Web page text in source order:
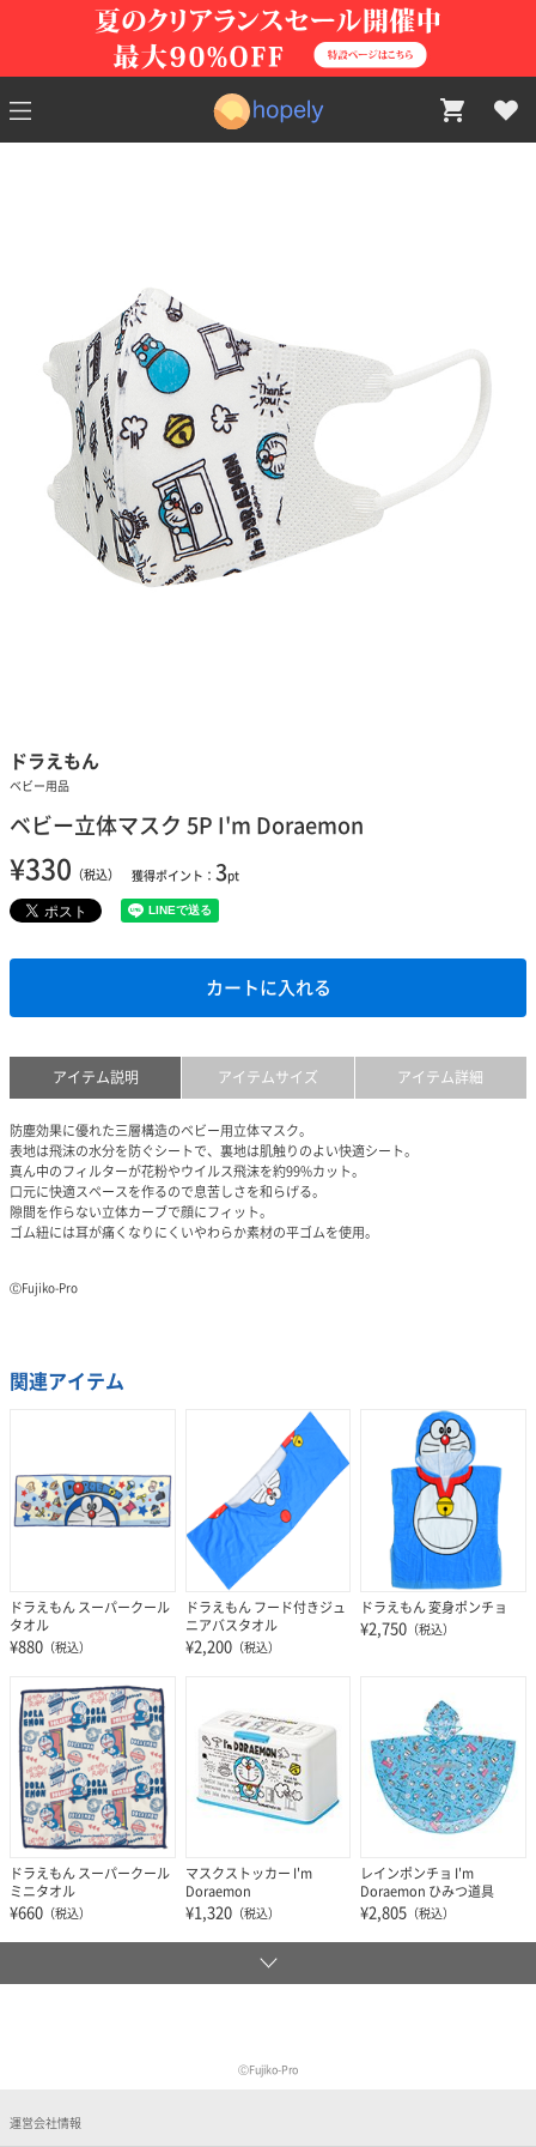
ドラえもん
ベビー用品
ベビー立体マスク 5P I'm Doraemon
¥330 （税込） 獲得ポイント： 3pt
カートに入れる
アイテム説明 アイテムサイズ アイテム詳細
防塵効果に優れた三層構造のベビー用立体マスク。
表地は飛沫の水分を防ぐシートで、裏地は肌触りのよい快適シート。
真ん中のフィルターが花粉やウイルス飛沫を約99%カット。
口元に快適スペースを作るので息苦しさを和らげる。
隙間を作らない立体カーブで顔にフィット。
ゴム紐には耳が痛くなりにくいやわらか素材の平ゴムを使用。
ⒸFujiko-Pro
関連アイテム
ドラえもん スーパークール
タオル
¥880 （税込）
ドラえもん フード付きジュ
ニアバスタオル
¥2,200（税込）
ドラえもん 変身ポンチョ
¥2,750 （税込）
ドラえもん スーパークール
ミニタオル
¥660 （税込）
マスクストッカー I'm
Doraemon
¥1,320（税込）
レインポンチョ I'm
Doraemon ひみつ道具
¥2,805 （税込）
ⒸFujiko-Pro
運営会社情報